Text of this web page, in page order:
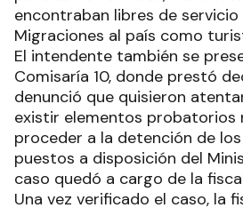
encontraban libres de
Migraciones al país como
El intendente también se
Comisaría 10, donde prestó
denunció que quisieron
existir elementos probatorios
proceder a la detención de
puestos a disposición del
caso quedó a cargo de la
Una vez verificado el caso, la